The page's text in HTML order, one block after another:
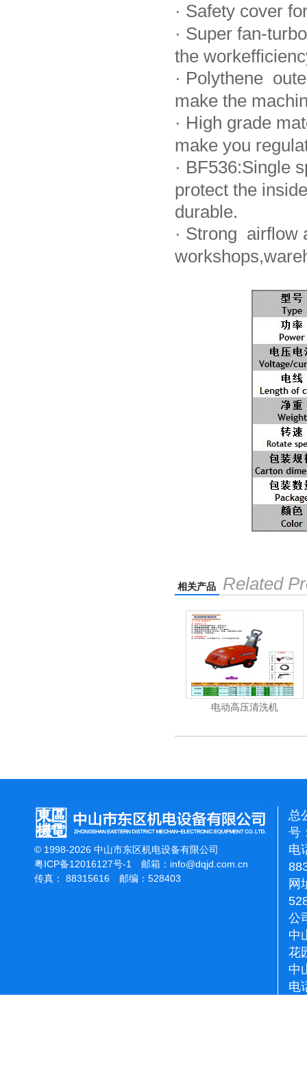
· Safety cover
· Super fan-
the
· Polythene
make the
· High grade
make you
· BF536:Single
protect the
durable.
· Strong airflow
相关产品 Related
电动高压清洗机
© 1998-2026 中山市东区机电设备有限公司
粤ICP备12016127号-1
邮箱： info@dqjd.com.cn
传真： 88315616 邮编：528403
总
号
电
网
公
中
花
中
电